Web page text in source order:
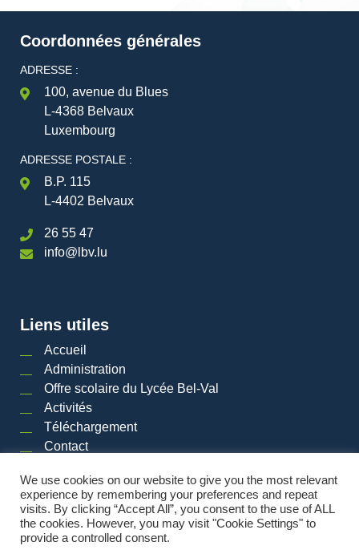
Coordonnées générales
ADRESSE :
100, avenue du Blues
L-4368 Belvaux
Luxembourg
ADRESSE POSTALE :
B.P. 115
L-4402 Belvaux
26 55 47
info@lbv.lu
Liens utiles
Accueil
Administration
Offre scolaire du Lycée Bel-Val
Activités
Téléchargement
Contact
2026 © LYCéE BEL-VAL | Tous droits réservés |Mentions légales| Plan du site
Powered by
We use cookies on our website to give you the most relevant
experience by remembering your preferences and repeat
visits. By clicking “Accept All”, you consent to the use of ALL
the cookies. However, you may visit "Cookie Settings" to
provide a controlled consent.